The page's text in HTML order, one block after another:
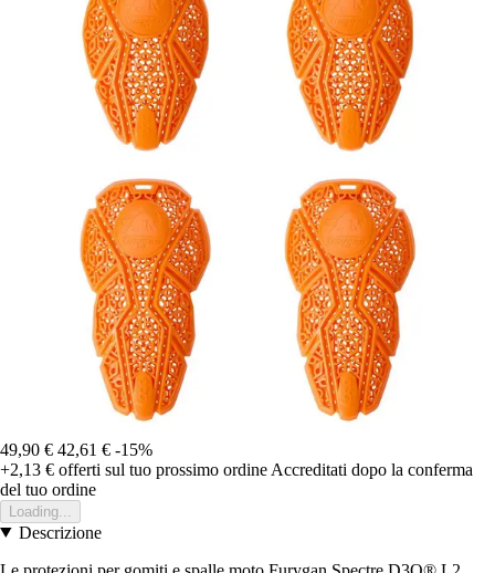
49,90 € 42,61 € -15%
+2,13 € offerti sul tuo prossimo ordine Accreditati dopo la conferma
del tuo ordine
Loading...
Descrizione